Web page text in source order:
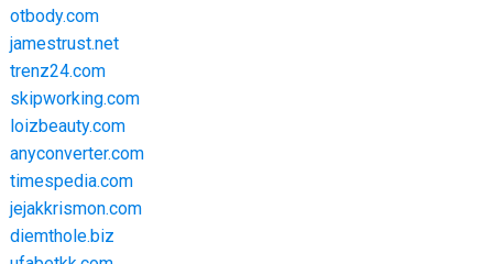
otbody.com
jamestrust.net
trenz24.com
skipworking.com
loizbeauty.com
anyconverter.com
timespedia.com
jejakkrismon.com
diemthole.biz